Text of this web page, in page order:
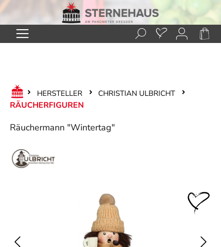
Zum Hauptinhalt springen
HERSTELLER CHRISTIAN ULBRICHT
RÄUCHERFIGUREN
Räuchermann "Wintertag"
Bildergalerie überspringen